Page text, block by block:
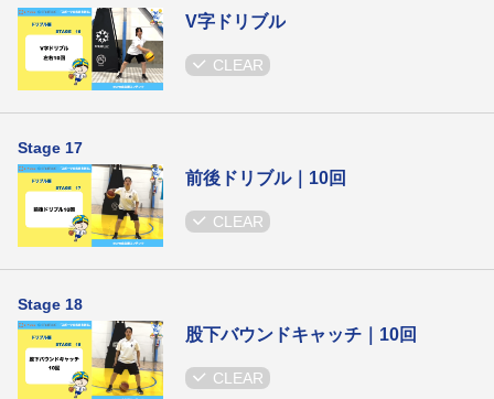
V字ドリブル
CLEAR
Stage 17
前後ドリブル｜10回
CLEAR
Stage 18
股下バウンドキャッチ｜10回
CLEAR